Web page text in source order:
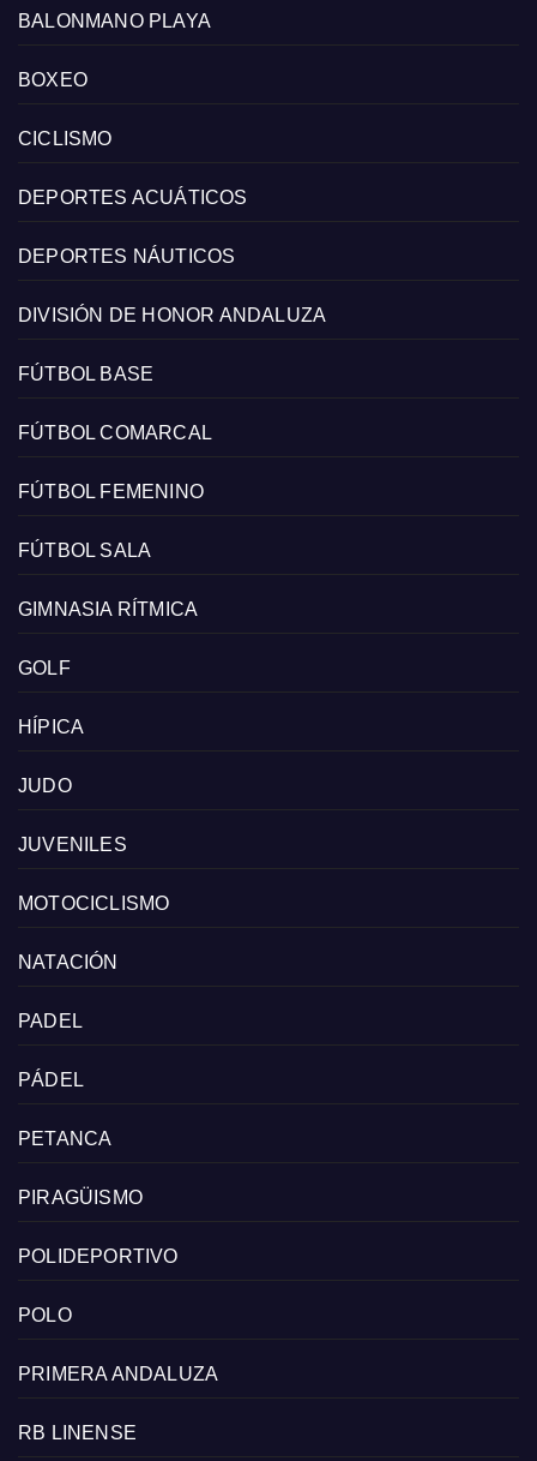
BALONMANO PLAYA
BOXEO
CICLISMO
DEPORTES ACUÁTICOS
DEPORTES NÁUTICOS
DIVISIÓN DE HONOR ANDALUZA
FÚTBOL BASE
FÚTBOL COMARCAL
FÚTBOL FEMENINO
FÚTBOL SALA
GIMNASIA RÍTMICA
GOLF
HÍPICA
JUDO
JUVENILES
MOTOCICLISMO
NATACIÓN
PADEL
PÁDEL
PETANCA
PIRAGÜISMO
POLIDEPORTIVO
POLO
PRIMERA ANDALUZA
RB LINENSE